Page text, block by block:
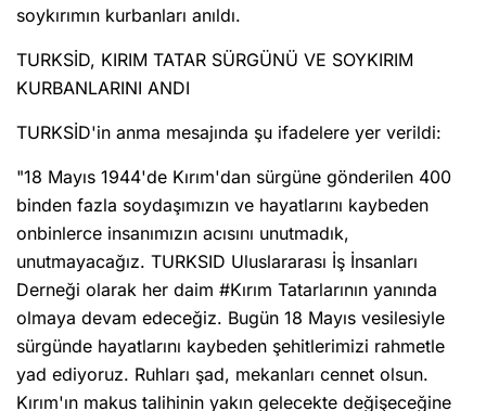
soykırımın kurbanları anıldı.
TURKSİD, KIRIM TATAR SÜRGÜNÜ VE SOYKIRIM
KURBANLARINI ANDI
TURKSİD'in anma mesajında şu ifadelere yer verildi:
"18 Mayıs 1944'de Kırım'dan sürgüne gönderilen 400
binden fazla soydaşımızın ve hayatlarını kaybeden
onbinlerce insanımızın acısını unutmadık,
unutmayacağız. TURKSID Uluslararası İş İnsanları
Derneği olarak her daim #Kırım Tatarlarının yanında
olmaya devam edeceğiz. Bugün 18 Mayıs vesilesiyle
sürgünde hayatlarını kaybeden şehitlerimizi rahmetle
yad ediyoruz. Ruhları şad, mekanları cennet olsun.
Kırım'ın makus talihinin yakın gelecekte değişeceğine